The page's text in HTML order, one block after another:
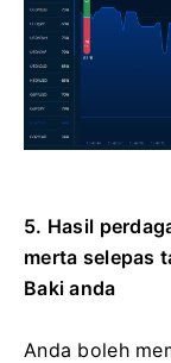
5. Hasil
merta selepas
Baki anda
Anda boleh